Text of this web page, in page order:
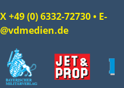
+49 (0) 6332-72730 • E-